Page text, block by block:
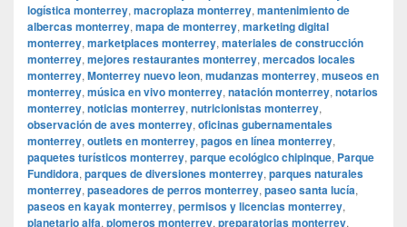
logística monterrey, macroplaza monterrey, mantenimiento de
albercas monterrey, mapa de monterrey, marketing digital
monterrey, marketplaces monterrey, materiales de construcción
monterrey, mejores restaurantes monterrey, mercados locales
monterrey, Monterrey nuevo leon, mudanzas monterrey, museos en
monterrey, música en vivo monterrey, natación monterrey, notarios
monterrey, noticias monterrey, nutricionistas monterrey,
observación de aves monterrey, oficinas gubernamentales
monterrey, outlets en monterrey, pagos en línea monterrey,
paquetes turísticos monterrey, parque ecológico chipinque, Parque
Fundidora, parques de diversiones monterrey, parques naturales
monterrey, paseadores de perros monterrey, paseo santa lucía,
paseos en kayak monterrey, permisos y licencias monterrey,
planetario alfa, plomeros monterrey, preparatorias monterrey,